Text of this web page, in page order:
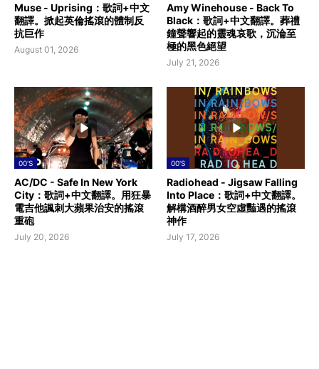
Muse - Uprising：歌詞+中文
翻譯。掀起英倫搖滾的體制反
抗巨作
August 01, 2026
Amy Winehouse - Back To
Black：歌詞+中文翻譯。葬禮
鐘聲響起的靈魂哀歌，沉淪至
極的黑色絕望
July 21, 2026
00'S
AC/DC - Safe In New York
City：歌詞+中文翻譯。用狂暴
電吉他諷刺大蘋果治安的搖滾
重砲
July 20, 2026
00'S
Radiohead - Jigsaw Falling
Into Place：歌詞+中文翻譯。
解構酒醉男女空虛豔遇的搖滾
神作
July 17, 2026